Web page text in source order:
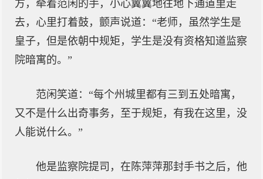
方，牵着范闲的手，小心翼翼地往地下通道里走
去，心里打着鼓，颤声说道：“老师，虽然学生是
皇子，但是依朝中规矩，学生是没有资格知道监察
院暗寓的。”
范闲笑道：“每个州城里都有三到五处暗寓，
又不是什么出奇事务，至于规矩，有我在这里，没
人能说什么。”
他是监察院提司，在陈萍萍那封手书之后，他